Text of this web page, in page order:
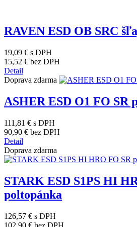
RAVEN ESD OB SRC
19,09 € s DPH
15,52 € bez DPH
Detail
Doprava zdarma
ASHER ESD O1 FO SR
111,81 € s DPH
90,90 € bez DPH
Detail
Doprava zdarma
STARK ESD S1PS HI
poltopánka
126,57 € s DPH
102,90 € bez DPH